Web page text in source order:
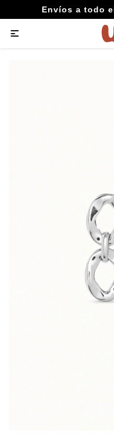
Envíos a todo
